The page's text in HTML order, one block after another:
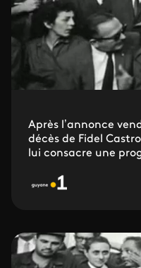
Après l’annonce
décès de Fidel
lui consacre une